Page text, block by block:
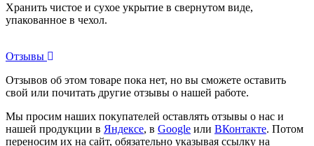
Хранить чистое и сухое укрытие в свернутом виде,
упакованное в чехол.
Отзывы
Отзывов об этом товаре пока нет, но вы сможете оставить
свой или почитать другие отзывы о нашей работе.
Мы просим наших покупателей оставлять отзывы о нас и
нашей продукции в Яндексе, в Google или ВКонтакте. Потом
переносим их на сайт, обязательно указывая ссылку на